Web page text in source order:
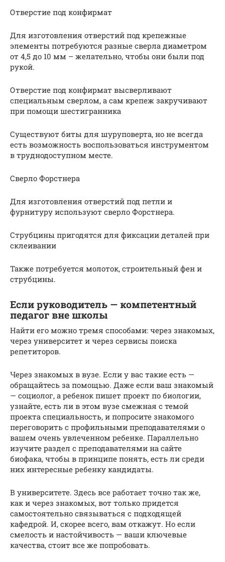
Отверстие под конфирмат
Для изготовления отверстий под крепежные
элементы потребуются разные сверла диаметром
от 4,5 до 10 мм – желательно, чтобы они были под
рукой.
Отверстие под конфирмат высверливают
специальным сверлом, а сам крепеж закручивают
при помощи шестигранника
Существуют биты для шуруповерта, но не всегда
есть возможность воспользоваться инструментом
в труднодоступном месте.
Сверло Форстнера
Для изготовления отверстий под петли и
фурнитуру используют сверло Форстнера.
Струбцины пригодятся для фиксации деталей при
склеивании
Также потребуется молоток, строительный фен и
струбцины.
Если руководитель — компетентный
педагог вне школы
Найти его можно тремя способами: через знакомых,
через университет и через сервисы поиска
репетиторов.
Через знакомых в вузе. Если у вас такие есть —
обращайтесь за помощью. Даже если ваш знакомый
— социолог, а ребенок пишет проект по биологии,
узнайте, есть ли в этом вузе смежная с темой
проекта специальность, и попросите знакомого
переговорить с профильными преподавателями о
вашем очень увлеченном ребенке. Параллельно
изучите раздел с преподавателями на сайте
биофака, чтобы в принципе понять, есть ли среди
них интересные ребенку кандидаты.
В университете. Здесь все работает точно так же,
как и через знакомых, вот только придется
самостоятельно связываться с подходящей
кафедрой. И, скорее всего, вам откажут. Но если
смелость и настойчивость — ваши ключевые
качества, стоит все же попробовать.